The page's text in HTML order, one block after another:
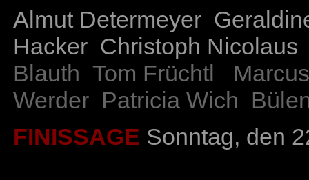
Almut Determeyer
Hacker Christoph Nicolaus
Blauth Tom Früchtl
Werder Patricia Wich
FINISSAGE Sonntag, den